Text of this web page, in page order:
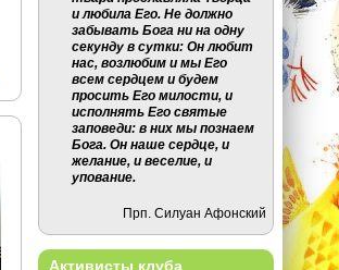
и любила Его. Не должно
забывать Бога ни на одну
секунду в сутки: Он любит
нас, возлюбим и мы Его
всем сердцем и будем
просить Его милости, и
исполнять Его святые
заповеди: в них мы познаем
Бога. Он наше сердце, и
желание, и веселие, и
упование.
Прп. Силуан Афонский
Активисты клуба